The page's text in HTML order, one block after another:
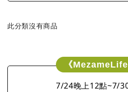
此分類沒有商品
《MezameLife
7/24晚上12點~7/